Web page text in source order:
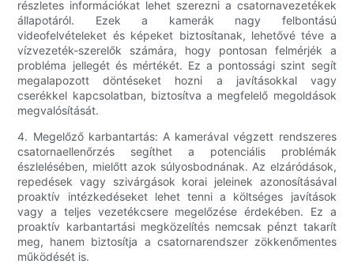
részletes információkat lehet szerezni a csatornavezetékek
állapotáról. Ezek a kamerák nagy felbontású
videofelvételeket és képeket biztosítanak, lehetővé téve a
vízvezeték-szerelők számára, hogy pontosan felmérjék a
probléma jellegét és mértékét. Ez a pontossági szint segít
megalapozott döntéseket hozni a javításokkal vagy
cserékkel kapcsolatban, biztosítva a megfelelő megoldások
megvalósítását.
4. Megelőző karbantartás: A kamerával végzett rendszeres
csatornaellenőrzés segíthet a potenciális problémák
észlelésében, mielőtt azok súlyosbodnának. Az elzáródások,
repedések vagy szivárgások korai jeleinek azonosításával
proaktív intézkedéseket lehet tenni a költséges javítások
vagy a teljes vezetékcsere megelőzése érdekében. Ez a
proaktív karbantartási megközelítés nemcsak pénzt takarít
meg, hanem biztosítja a csatornarendszer zökkenőmentes
működését is.